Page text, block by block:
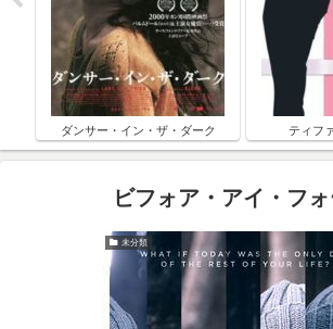
ダンサー・イン・ザ・ダーク ティフ
ビフォア・アイ・フ
未分類